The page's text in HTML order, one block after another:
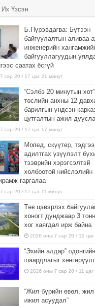
Их Үзсэн
Б.Пүрэвдагва: Бүтээн
байгуулалтын аливаа
инженерийн
байгууллагуудын
саатах ёсгүй
сар 20 / 17 цаг 21 минут
“Сэлбэ 20 минутын хот”
төслийн анхны 12
барилгын үндсэн
цутгалтын ажил
сар 20 / 17 цаг 17 минут
Мопед, скүүтер,
адилтгах үзүүлэлт
тээврийн хэрэгсэлтэй
холбоотой нийслэлийн
гаргалаа
сар 20 / 17 цаг 11 минут
Төв цэвэрлэх
хоногт дунджаар 3
хог хаягдал ирж байна
2026 оны 7 сар 20 / 12 цаг
“Эхийн алдар” одонгийн
шаардлагыг
2026 оны 7 сар 20 / 11 цаг
“Жил бүрийн өвөл, жил
ижил асуудал”